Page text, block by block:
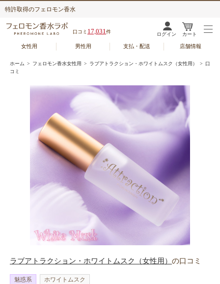
特許取得のフェロモン香水
口コミ 17,031件 ログイン カート
女性用 男性用 支払・配送 店舗情報
ホーム > フェロモン香水女性用 > ラブアトラクション・ホワイトムスク（女性用）
> 口
コミ
ラブアトラクション・ホワイトムスク（女性用） の口コミ
魅惑系 ホワイトムスク